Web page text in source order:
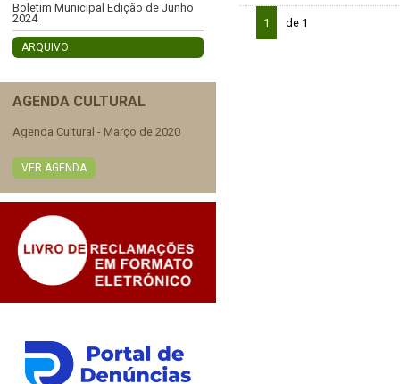
Boletim Municipal Edição de Junho
2024
ARQUIVO
AGENDA CULTURAL
Agenda Cultural - Março de 2020
VER AGENDA
1 de 1